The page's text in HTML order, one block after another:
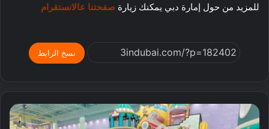
للمزيد من حول إمارة دبي يمكنك زيارة صفحتنا عالانستقرام
نسخ الرابط